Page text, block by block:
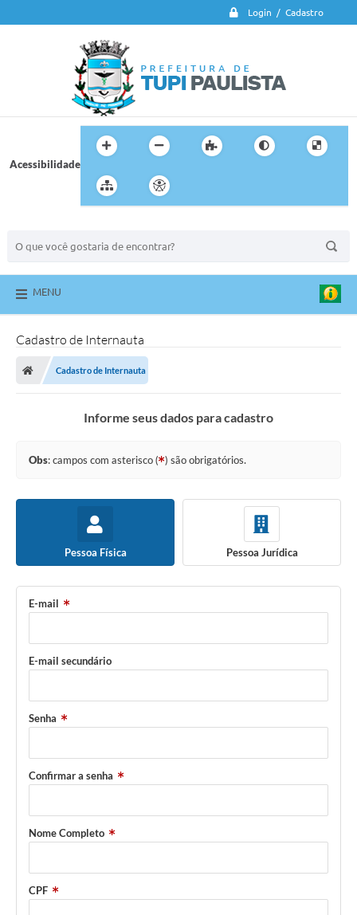
Login / Cadastro
Acessibilidade
MENU
Cadastro de Internauta
Cadastro de Internauta
Informe seus dados para cadastro
Obs: campos com asterisco ( ) são obrigatórios.
Pessoa Física Pessoa Jurídica
E-mail
E-mail secundário
Senha
Confirmar a senha
Nome Completo
CPF